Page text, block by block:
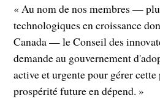
« Au nom de nos membres —
technologiques en croissance
Canada — le Conseil des
demande au gouvernement
active et urgente pour gérer
prospérité future en dépend. »